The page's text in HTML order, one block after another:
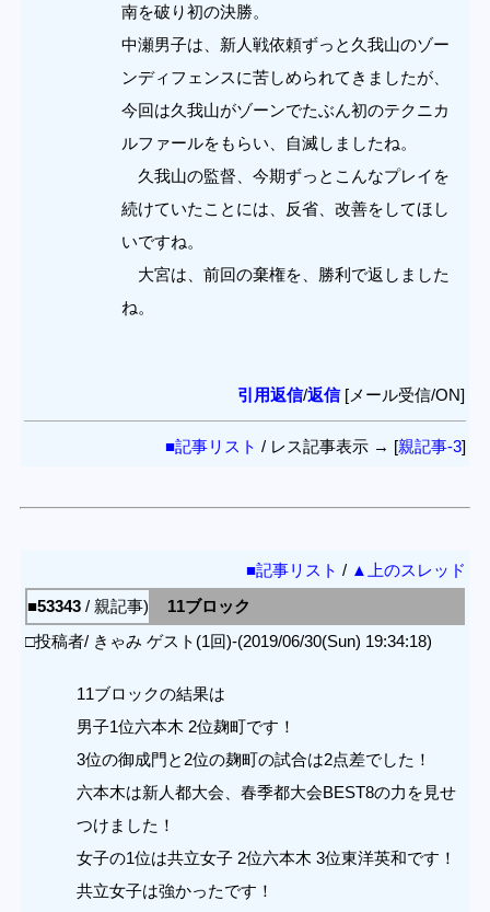
南を破り初の決勝。
中瀬男子は、新人戦依頼ずっと久我山のゾー
ンディフェンスに苦しめられてきましたが、
今回は久我山がゾーンでたぶん初のテクニカ
ルファールをもらい、自滅しましたね。
久我山の監督、今期ずっとこんなプレイを
続けていたことには、反省、改善をしてほし
いですね。
大宮は、前回の棄権を、勝利で返しました
ね。
引用返信/返信[メール受信/ON]
■記事リスト / レス記事表示 → [親記事-3]
■記事リスト / ▲上のスレッド
■53343 / 親記事)
11ブロック
□投稿者/ きゃみ ゲスト(1回)-(2019/06/30(Sun) 19:34:18)
11ブロックの結果は
男子1位六本木 2位麹町です！
3位の御成門と2位の麹町の試合は2点差でした！
六本木は新人都大会、春季都大会BEST8の力を見せ
つけました！
女子の1位は共立女子 2位六本木 3位東洋英和です！
共立女子は強かったです！